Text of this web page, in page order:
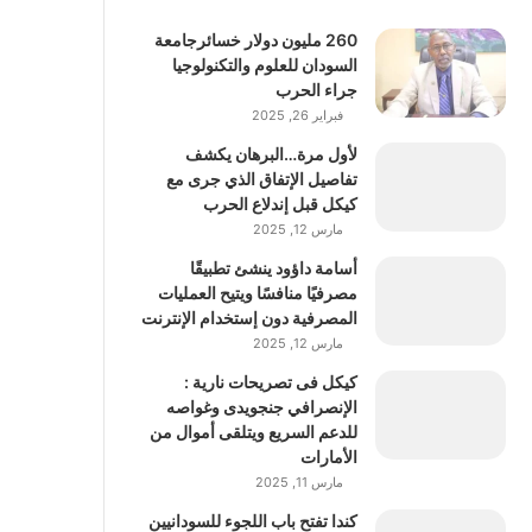
260 مليون دولار خسائرجامعة
السودان للعلوم والتكنولوجيا
جراء الحرب
فبراير 26, 2025
لأول مرة…البرهان يكشف
تفاصيل الإتفاق الذي جرى مع
كيكل قبل إندلاع الحرب
مارس 12, 2025
أسامة داؤود ينشئ تطبيقًا
مصرفيًا منافسًا ويتيح العمليات
المصرفية دون إستخدام الإنترنت
مارس 12, 2025
كيكل فى تصريحات نارية :
الإنصرافي جنجويدى وغواصه
للدعم السريع ويتلقى أموال من
الأمارات
مارس 11, 2025
كندا تفتح باب اللجوء للسودانيين